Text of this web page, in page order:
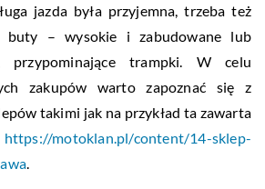
jazda była przyjemna, trzeba też
buty – wysokie i zabudowane lub
przypominające trampki. W celu
zakupów warto zapoznać się z
takimi jak na przykład ta zawarta
https://motoklan.pl/content/14-sklep-
.